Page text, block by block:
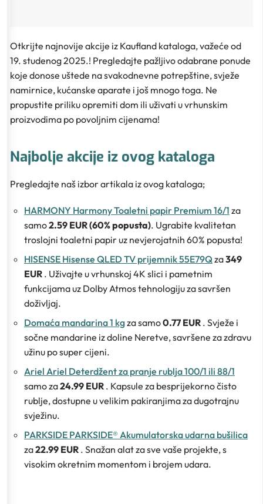
Otkrijte najnovije akcije iz Kaufland kataloga, važeće od
19. studenog 2025.! Pregledajte pažljivo odabrane ponude
koje donose uštede na svakodnevne potrepštine, svježe
namirnice, kućanske aparate i još mnogo toga. Ne
propustite priliku opremiti dom ili uživati u vrhunskim
proizvodima po povoljnim cijenama!
Najbolje akcije iz ovog kataloga
Pregledajte naš izbor artikala iz ovog kataloga;
HARMONY Harmony Toaletni papir Premium 16/1 za
samo2.59 EUR (60% popusta). Ugrabite kvalitetan
troslojni toaletni papir uz nevjerojatnih 60% popusta!
HISENSE Hisense QLED TV prijemnik 55E79Q za349
EUR . Uživajte u vrhunskoj 4K slici i pametnim
funkcijama uz Dolby Atmos tehnologiju za savršen
doživljaj.
Domaća mandarina 1 kgza samo0.77 EUR . Svježe i
sočne mandarine iz doline Neretve, savršene za zdravu
užinu po super cijeni.
Ariel Ariel Deterdžent za pranje rublja 100/1 ili 88/1
samo za24.99 EUR . Kapsule za besprijekorno čisto
rublje, dostupne u velikim pakiranjima za dugotrajnu
svježinu.
PARKSIDE PARKSIDE® Akumulatorska udarna bušilica
za22.99 EUR . Snažan alat za sve vaše projekte, s
visokim okretnim momentom i brojem udara.